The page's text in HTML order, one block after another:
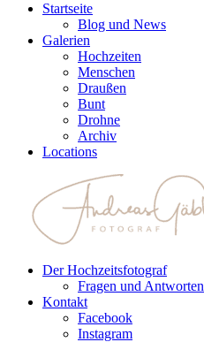
Startseite
Blog und News
Galerien
Hochzeiten
Menschen
Draußen
Bunt
Drohne
Archiv
Locations
Der Hochzeitsfotograf
Fragen und Antworten
Kontakt
Facebook
Instagram